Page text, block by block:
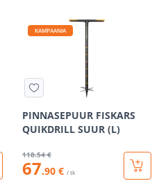
KAMPAANIA
PINNASEPUUR FISKARS
QUIKDRILL SUUR (L)
118.54 €
67.90 € / tk